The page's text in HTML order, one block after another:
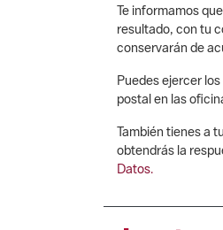
Te informamos
resultado, con tu
conservarán de
Puedes ejercer
postal en las
También tienes a
obtendrás la
Datos.